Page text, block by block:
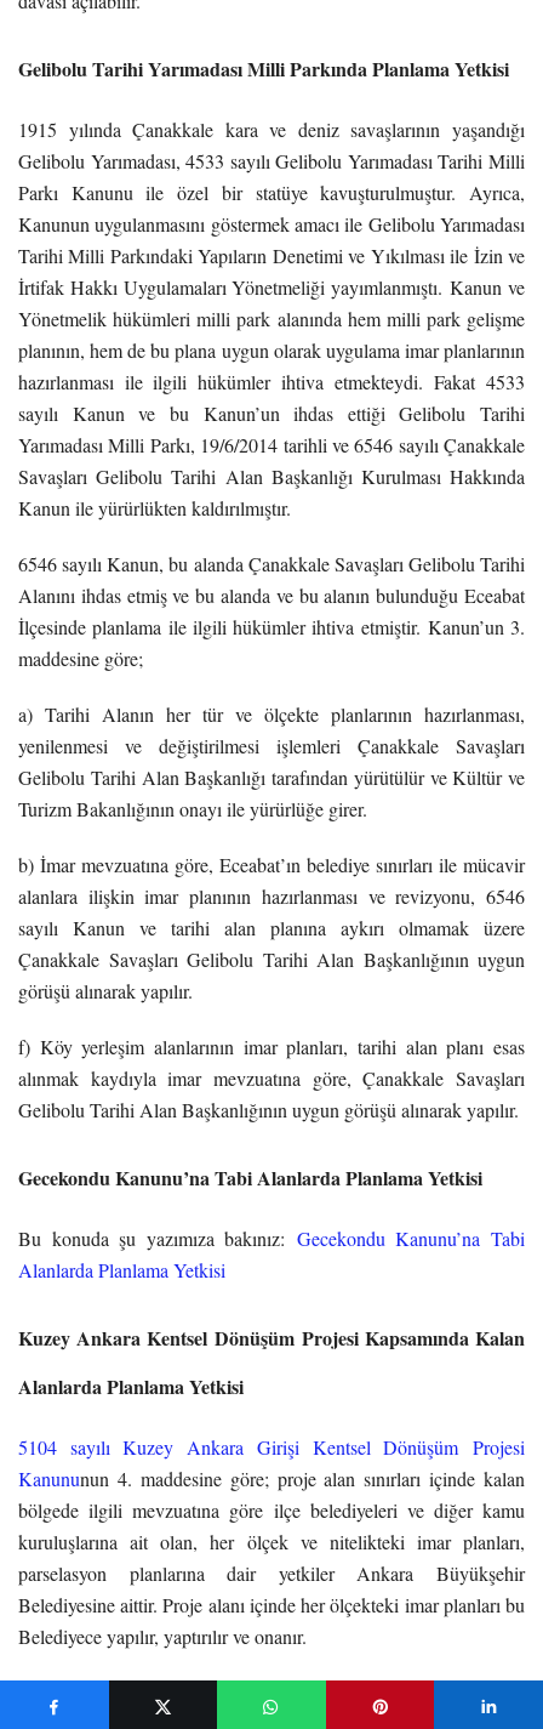
Gelibolu Tarihi Yarımadası Milli Parkında Planlama Yetkisi
1915 yılında Çanakkale kara ve deniz savaşlarının yaşandığı
Gelibolu Yarımadası, 4533 sayılı Gelibolu Yarımadası Tarihi Milli
Parkı Kanunu ile özel bir statüye kavuşturulmuştur. Ayrıca,
Kanunun uygulanmasını göstermek amacı ile Gelibolu Yarımadası
Tarihi Milli Parkındaki Yapıların Denetimi ve Yıkılması ile İzin ve
İrtifak Hakkı Uygulamaları Yönetmeliği yayımlanmıştı. Kanun ve
Yönetmelik hükümleri milli park alanında hem milli park gelişme
planının, hem de bu plana uygun olarak uygulama imar planlarının
hazırlanması ile ilgili hükümler ihtiva etmekteydi. Fakat 4533
sayılı Kanun ve bu Kanun’un ihdas ettiği Gelibolu Tarihi
Yarımadası Milli Parkı, 19/6/2014 tarihli ve 6546 sayılı Çanakkale
Savaşları Gelibolu Tarihi Alan Başkanlığı Kurulması Hakkında
Kanun ile yürürlükten kaldırılmıştır.
6546 sayılı Kanun, bu alanda Çanakkale Savaşları Gelibolu Tarihi
Alanını ihdas etmiş ve bu alanda ve bu alanın bulunduğu Eceabat
İlçesinde planlama ile ilgili hükümler ihtiva etmiştir. Kanun’un 3.
maddesine göre;
a) Tarihi Alanın her tür ve ölçekte planlarının hazırlanması,
yenilenmesi ve değiştirilmesi işlemleri Çanakkale Savaşları
Gelibolu Tarihi Alan Başkanlığı tarafından yürütülür ve Kültür ve
Turizm Bakanlığının onayı ile yürürlüğe girer.
b) İmar mevzuatına göre, Eceabat’ın belediye sınırları ile mücavir
alanlara ilişkin imar planının hazırlanması ve revizyonu, 6546
sayılı Kanun ve tarihi alan planına aykırı olmamak üzere
Çanakkale Savaşları Gelibolu Tarihi Alan Başkanlığının uygun
görüşü alınarak yapılır.
f) Köy yerleşim alanlarının imar planları, tarihi alan planı esas
alınmak kaydıyla imar mevzuatına göre, Çanakkale Savaşları
Gelibolu Tarihi Alan Başkanlığının uygun görüşü alınarak yapılır.
Gecekondu Kanunu’na Tabi Alanlarda Planlama Yetkisi
Bu konuda şu yazımıza bakınız: Gecekondu Kanunu’na Tabi
Alanlarda Planlama Yetkisi
Kuzey Ankara Kentsel Dönüşüm Projesi Kapsamında Kalan
Alanlarda Planlama Yetkisi
5104 sayılı Kuzey Ankara Girişi Kentsel Dönüşüm Projesi
Kanununun 4. maddesine göre; proje alan sınırları içinde kalan
bölgede ilgili mevzuatına göre ilçe belediyeleri ve diğer kamu
kuruluşlarına ait olan, her ölçek ve nitelikteki imar planları,
parselasyon planlarına dair yetkiler Ankara Büyükşehir
Belediyesine aittir. Proje alanı içinde her ölçekteki imar planları bu
Belediyece yapılır, yaptırılır ve onanır.
göstermek amacı ile çıkarılan Kuzey Ankara Girişi Kentsel